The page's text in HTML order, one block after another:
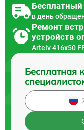
в день
Ремонт
устройств
Artelv 416x50
Бесплатная